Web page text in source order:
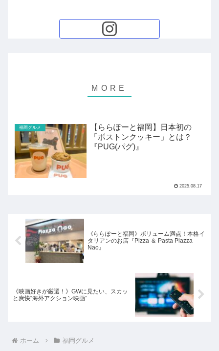
福岡グルメ
【ららぽーと福岡】日本初の
「ボストンクッキー」とは？
『PUG(パグ)』
2025.08.17
《ららぽーと福岡》ボリューム満点！本格イ
タリアンのお店『Pizza ＆ Pasta Piazza
Nao』
《映画好きが厳選！》GWに見たい、スカッ
と爽快“海外アクション映画”
ホーム 福岡グルメ